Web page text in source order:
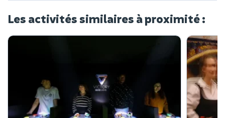
Les activités similaires à proximité :